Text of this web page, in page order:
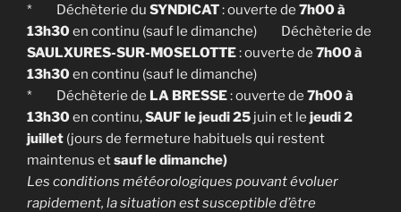
* Déchèterie du SYNDICAT: ouverte de 7h00 à
13h30en continu (sauf le dimanche) Déchèterie de
SAULXURES-SUR-MOSELOTTE: ouverte de 7h00 à
13h30en continu (sauf le dimanche)
* Déchèterie de LA BRESSE: ouverte de 7h00 à
13h30en continu,SAUF le jeudi 25 juin et le jeudi 2
juillet (jours de fermeture habituels qui restent
maintenus etsauf le dimanche)
Les conditions météorologiques pouvant évoluer
rapidement, la situation est susceptible d’être